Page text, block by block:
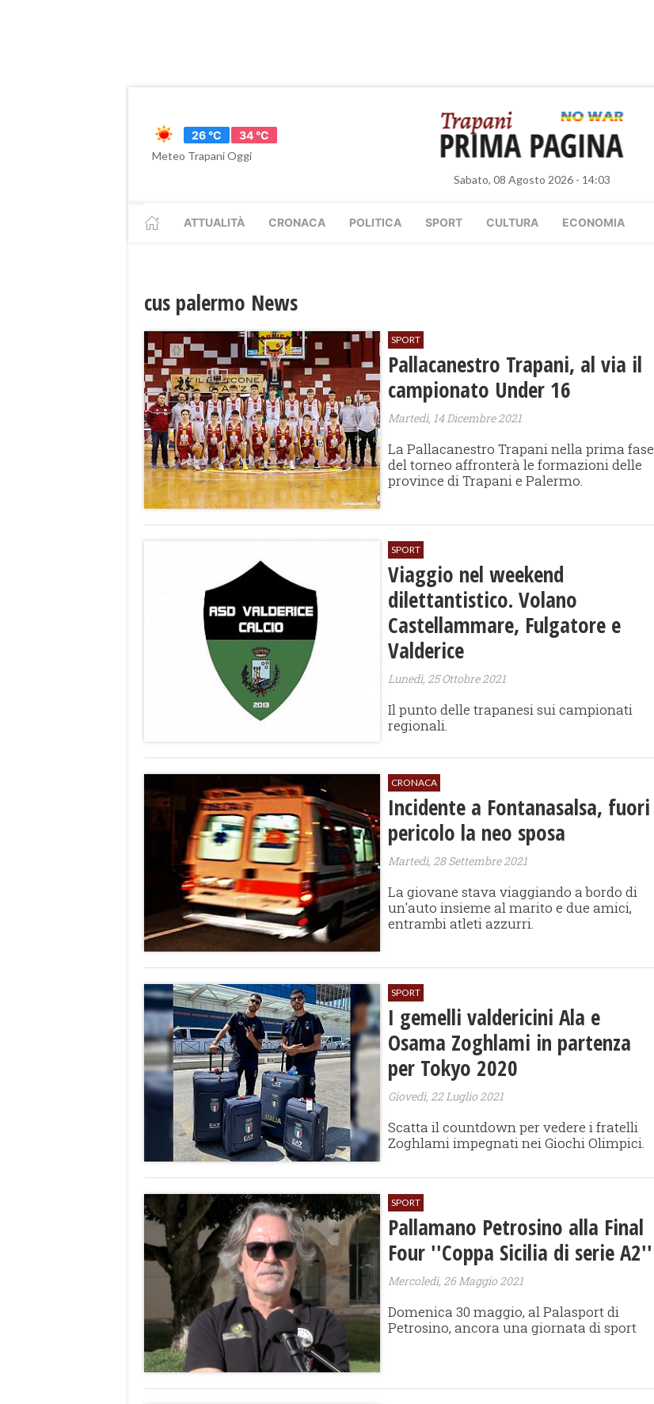
26 °C
34 °C
Meteo Trapani Oggi
Sabato, 08 Agosto 2026 - 14:03
ATTUALITÀ CRONACA POLITICA SPORT CULTURA ECONOMIA
cus palermo News
SPORT
Pallacanestro Trapani, al via il
campionato Under 16
Martedì, 14 Dicembre 2021
La Pallacanestro Trapani nella prima fase
del torneo affronterà le formazioni delle
province di Trapani e Palermo.
SPORT
Viaggio nel weekend
dilettantistico. Volano
Castellammare, Fulgatore e
Valderice
Lunedì, 25 Ottobre 2021
Il punto delle trapanesi sui campionati
regionali.
CRONACA
Incidente a Fontanasalsa, fuori
pericolo la neo sposa
Martedì, 28 Settembre 2021
La giovane stava viaggiando a bordo di
un'auto insieme al marito e due amici,
entrambi atleti azzurri.
SPORT
I gemelli valdericini Ala e
Osama Zoghlami in partenza
per Tokyo 2020
Giovedì, 22 Luglio 2021
Scatta il countdown per vedere i fratelli
Zoghlami impegnati nei Giochi Olimpici.
SPORT
Pallamano Petrosino alla Final
Four ''Coppa Sicilia di serie A2''
Mercoledì, 26 Maggio 2021
Domenica 30 maggio, al Palasport di
Petrosino, ancora una giornata di sport